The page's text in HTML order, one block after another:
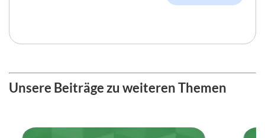
Unsere Beiträge zu weiteren Themen